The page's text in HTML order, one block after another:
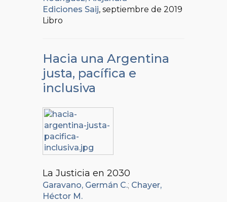
Ediciones Saij, septiembre de 2019
Libro
Hacia una Argentina
justa, pacífica e
inclusiva
La Justicia en 2030
Garavano, Germán C.; Chayer,
Héctor M.